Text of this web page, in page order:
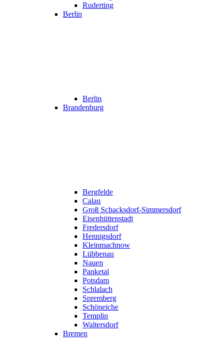
Ruderting
Berlin
Berlin
Brandenburg
Bergfelde
Calau
Groß Schacksdorf-Simmersdorf
Eisenhüttenstadt
Fredersdorf
Hennigsdorf
Kleinmachnow
Lübbenau
Nauen
Panketal
Potsdam
Schlalach
Spremberg
Schöneiche
Templin
Waltersdorf
Bremen